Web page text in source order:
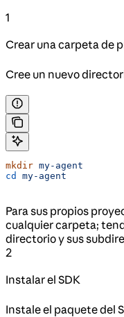
1
Crear una carpeta de
Cree un nuevo
mkdir my-agent
cd
my-agent
Para sus propios
cualquier carpeta;
directorio y sus
2
Instalar el SDK
Instale el paquete del